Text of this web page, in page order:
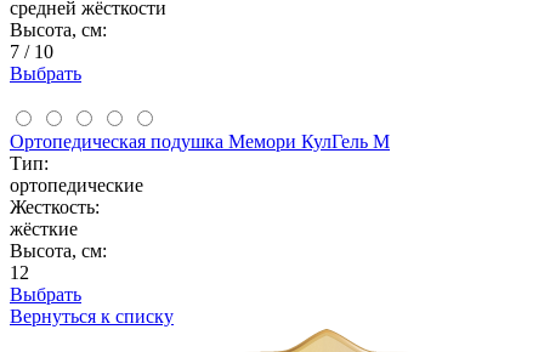
средней жёсткости
Высота, см:
7 / 10
Выбрать
Ортопедическая подушка Мемори КулГель М
Тип:
ортопедические
Жесткость:
жёсткие
Высота, см:
12
Выбрать
Вернуться к списку